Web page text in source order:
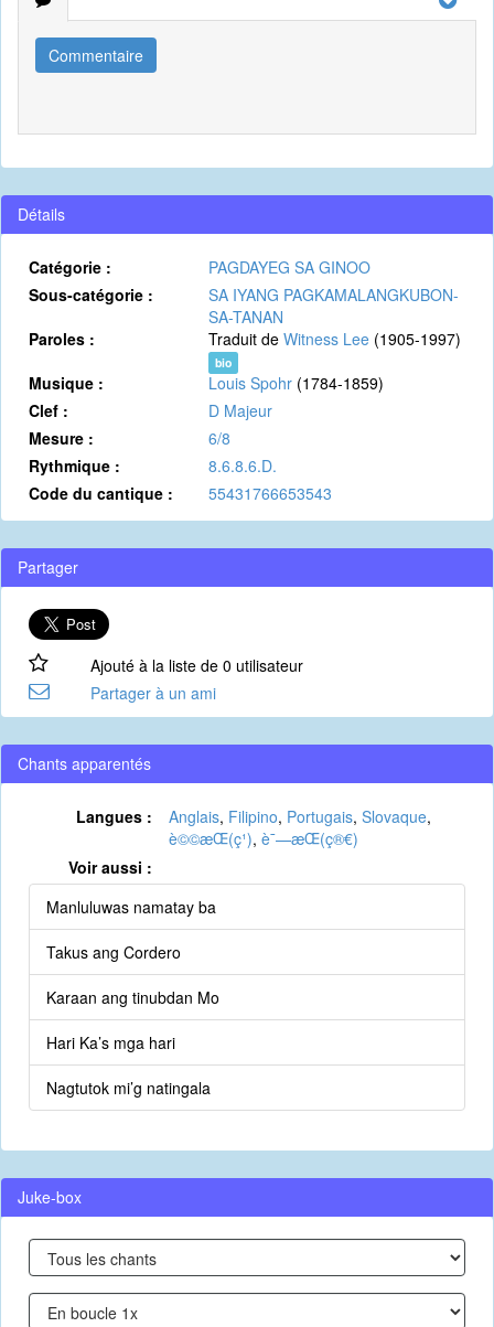
Commentaire
Détails
Catégorie :
PAGDAYEG SA GINOO
Sous-catégorie :
SA IYANG PAGKAMALANGKUBON-
SA-TANAN
Paroles :
Traduit de Witness Lee (1905-1997)
bio
Musique : Louis Spohr (1784-1859)
Clef :
D Majeur
Mesure :
6/8
Rythmique :
8.6.8.6.D.
Code du cantique :
55431766653543
Partager
Ajouté à la liste de 0 utilisateur
Partager à un ami
Chants apparentés
Langues : Anglais, Filipino, Portugais, Slovaque,
è©©æ­Œ(ç¹), è¯—æ­Œ(ç®€)
Voir aussi :
Manluluwas namatay ba
Takus ang Cordero
Karaan ang tinubdan Mo
Hari Ka’s mga hari
Nagtutok mi’g natingala
Juke-box